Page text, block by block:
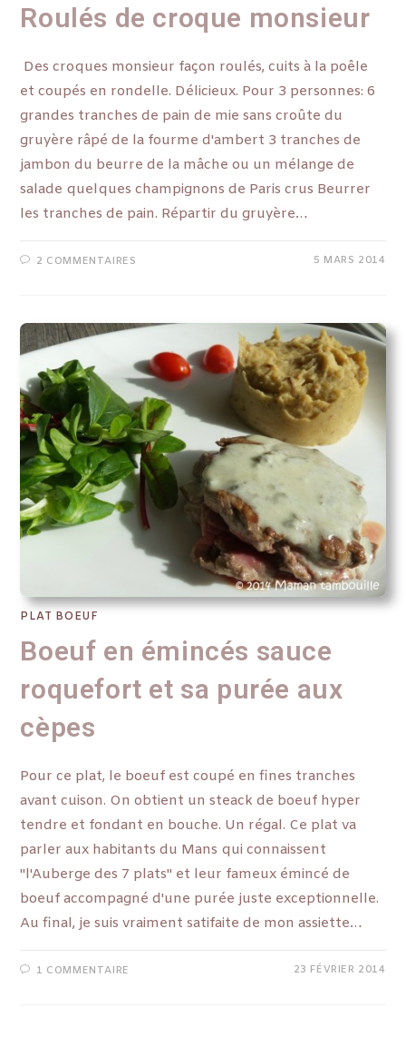
Roulés de croque monsieur
Des croques monsieur façon roulés, cuits à la poêle
et coupés en rondelle. Délicieux. Pour 3 personnes: 6
grandes tranches de pain de mie sans croûte du
gruyère râpé de la fourme d'ambert 3 tranches de
jambon du beurre de la mâche ou un mélange de
salade quelques champignons de Paris crus Beurrer
les tranches de pain. Répartir du gruyère…
2 COMMENTAIRES 5 MARS 2014
PLAT BOEUF
Boeuf en émincés sauce
roquefort et sa purée aux
cèpes
Pour ce plat, le boeuf est coupé en fines tranches
avant cuison. On obtient un steack de boeuf hyper
tendre et fondant en bouche. Un régal. Ce plat va
parler aux habitants du Mans qui connaissent
"l'Auberge des 7 plats" et leur fameux émincé de
boeuf accompagné d'une purée juste exceptionnelle.
Au final, je suis vraiment satifaite de mon assiette…
1 COMMENTAIRE 23 FÉVRIER 2014